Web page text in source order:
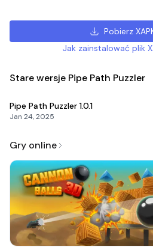
Pobierz
Jak zainstalować plik
Stare wersje Pipe Path Puzzler
Pipe Path Puzzler 1.0.1
Jan 24, 2025
Gry online